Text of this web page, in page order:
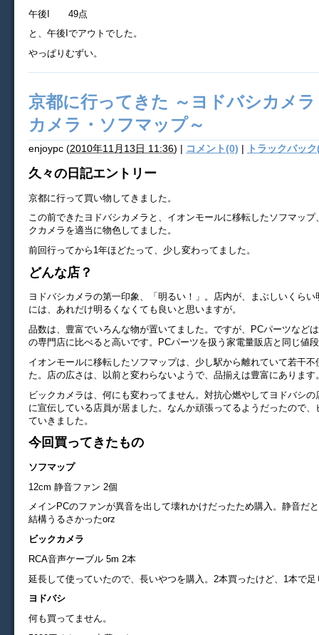
午後I 49点
と、午後Iでアウトでした。
やっぱりむずい。
京都に行ってきた ～ヨドバシカメ
カメラ・ソフマップ～
enjoypc (2010年11月13日 11:36) | コメント(0) | トラックバッ
久々の日記エントリー
京都に行って買い物してきました。
この前できたヨドバシカメラと、イオンモールに移転したソフマッ
クカメラを適当に物色してました。
前回行ってから1年ほどたって、少し変わってました。
どんな店？
ヨドバシカメラの第一印象、「明るい！」。店内が、まぶしいくら
には、あれだけ明るくなくても良いと思いますが。
品数は、豊富でいろんな物が置いてました。ですが、PCパーツなど
の専門店に比べると高いです。PCパーツを扱う家電量販店と同じ値
イオンモールに移転したソフマップは、少し駅から離れていて若干不
た。店の広さは、以前と変わらないようで、品揃えは豊富にあります
ビックカメラは、何にも変わってません。対抗心燃やしてヨドバシ
に宣伝している店員が居ました。なんか頑張ってるようだったので
ていきました。
今回買ってきたもの
ソフマップ
12cm 静音ファン 2個
メインPCのファンが異音を出して壊れかけだったため購入。静音だ
結構うるさかったorz
ビックカメラ
RCA音声ケーブル 5m 2本
延長して使っていたので、長いやつを購入。2本買ったけど、1本で足
ヨドバシ
何も買ってません。